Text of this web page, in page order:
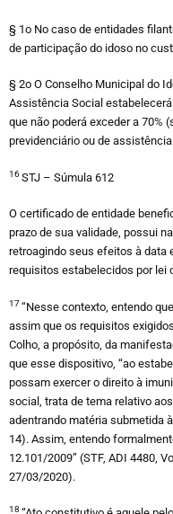
§ 1o No caso de entidades
de participação do idoso no
§ 2o O Conselho Municipal do
Assistência Social
que não poderá exceder a 70%
previdenciário ou de
16STJ – Súmula 612
O certificado de entidade
prazo de sua validade, possui
retroagindo seus efeitos à data
requisitos estabelecidos por lei
17“Nesse contexto, entendo
assim que os requisitos
Colho, a propósito, da
que esse dispositivo, “ao
possam exercer o direito à
social, trata de tema relativo
adentrando matéria submetida
14). Assim, entendo
12.101/2009” (STF, ADI 4480,
27/03/2020).
18